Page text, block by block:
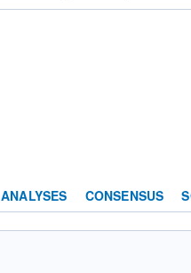
ANALYSES CONSENSUS